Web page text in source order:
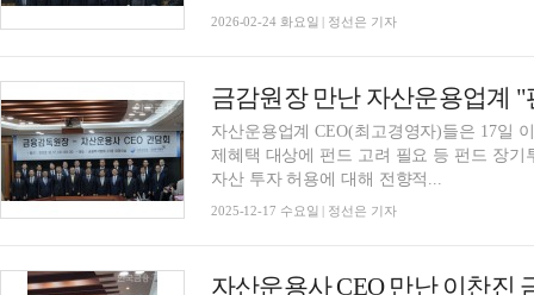
2026-02-24 화요일 | 정선은 기자
자산운용업계 CEO(최고경영자)들은 17일
제혜택 대상에 펀드 고려 필요 등 펀드 장
자산 투자 허용에 대해 전향적...
2025-12-17 수요일 | 정선은 기자